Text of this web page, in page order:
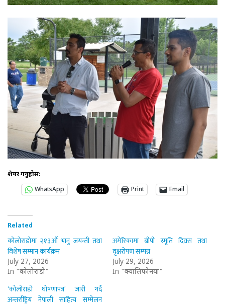
शेयर गर्नुहोस:
WhatsApp
Print Email
Related
कोलोराडोमा २१३औँ भानु जयन्ती तथा
विशेष सम्मान कार्यक्रम
July 27, 2026
In "कोलोराडो"
अमेरिकामा बीपी स्मृति दिवस तथा
वृक्षरोपण सम्पन्न
July 29, 2026
In "क्यालिफोर्निया"
‘कोलोराडो घोषणापत्र’ जारी गर्दै
अन्तर्राष्ट्रिय नेपाली साहित्य सम्मेलन